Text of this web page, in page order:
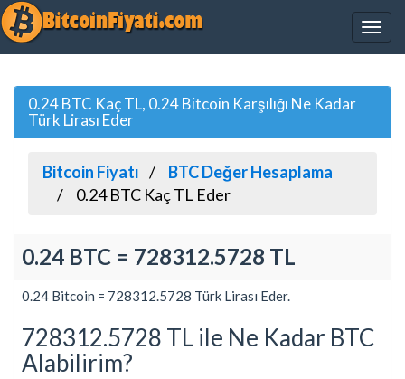
0.24 BTC Kaç TL, 0.24 Bitcoin Karşılığı Ne Kadar
Türk Lirası Eder
Bitcoin Fiyatı
BTC Değer Hesaplama
0.24 BTC Kaç TL Eder
0.24 BTC = 728312.5728 TL
0.24 Bitcoin = 728312.5728 Türk Lirası Eder.
728312.5728 TL ile Ne Kadar BTC
Alabilirim?